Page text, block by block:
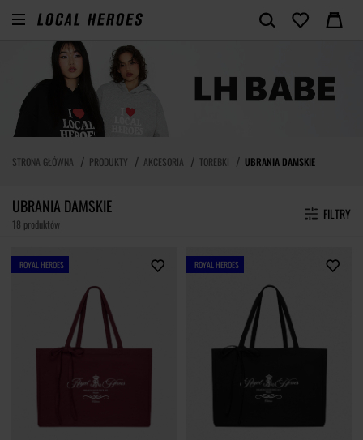
STRONA GŁÓWNA PRODUKTY AKCESORIA TOREBKI UBRANIA DAMSKIE
UBRANIA DAMSKIE
18 produktów
FILTRY
ROYAL HEROES ROYAL HEROES